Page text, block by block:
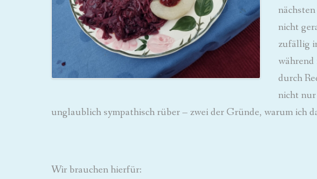
nicht
zufällig
während
durch
nicht nur
unglaublich sympathisch rüber – zwei der Gründe, warum ich
Wir brauchen hierfür: